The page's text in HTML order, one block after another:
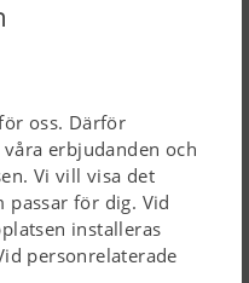
oss. Därför
erbjudanden och
Vi vill visa det
passar för dig. Vid
installeras
personrelaterade
F 3100